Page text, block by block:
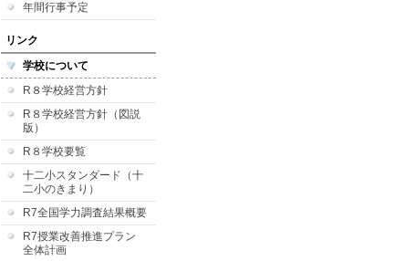
年間行事予定
リンク
学校について
R８学校経営方針
R８学校経営方針（図説
版）
R８学校要覧
十二小スタンダード（十
二小のきまり）
R7全国学力調査結果概要
R7授業改善推進プラン
全体計画